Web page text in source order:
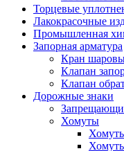
Торцевые
Лакокрасочные
Промышленная
Запорная арматура
Кран
Клапан
Клапан
Дорожные знаки
Хомуты